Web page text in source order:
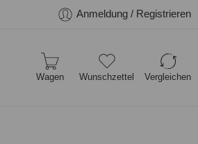
Anmeldung / Registrieren
Wagen Wunschzettel Vergleichen